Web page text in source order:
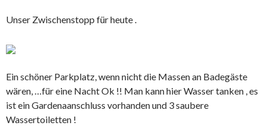
Unser Zwischenstopp für heute .
Ein schöner Parkplatz, wenn nicht die Massen an Badegäste
wären, …für eine Nacht Ok !! Man kann hier Wasser tanken , es
ist ein Gardenaanschluss vorhanden und 3 saubere
Wassertoiletten !